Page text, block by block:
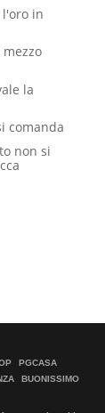
in
la
comanda
non si
PGCASA
BUONISSIMO